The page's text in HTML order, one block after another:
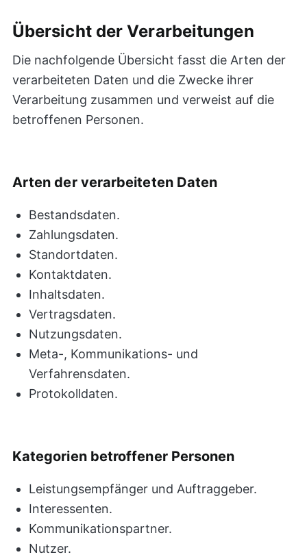
Übersicht der Verarbeitungen
Die nachfolgende Übersicht fasst die Arten der
verarbeiteten Daten und die Zwecke ihrer
Verarbeitung zusammen und verweist auf die
betroffenen Personen.
Arten der verarbeiteten Daten
Bestandsdaten.
Zahlungsdaten.
Standortdaten.
Kontaktdaten.
Inhaltsdaten.
Vertragsdaten.
Nutzungsdaten.
Meta-, Kommunikations- und
Verfahrensdaten.
Protokolldaten.
Kategorien betroffener Personen
Leistungsempfänger und Auftraggeber.
Interessenten.
Kommunikationspartner.
Nutzer.